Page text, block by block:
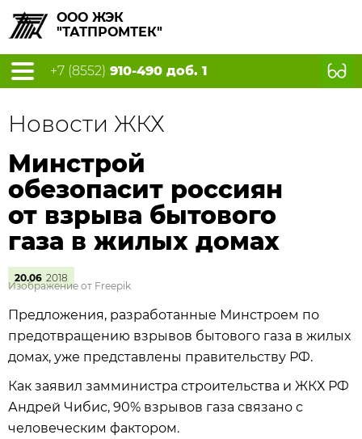
ООО ЖЭК
"ТАТПРОМТЕК"
+7 (8552) 910-490 доб. 1
Новости ЖКХ
Минстрой
обезопасит россиян
от взрыва бытового
газа в жилых домах
20.06 2018
Изображение от Freepik
Предложения, разработанные Минстроем по
предотвращению взрывов бытового газа в жилых
домах, уже представлены правительству РФ.
Как заявил замминистра строительства и ЖКХ РФ
Андрей Чибис, 90% взрывов газа связано с
человеческим фактором.